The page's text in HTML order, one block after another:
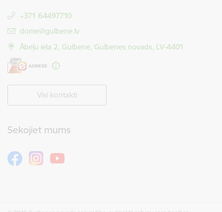
+371 64497710
E-pasts:
dome@gulbene.lv
Ābeļu iela 2, Gulbene, Gulbenes novads, LV-4401
Visi kontakti
Sekojiet mums